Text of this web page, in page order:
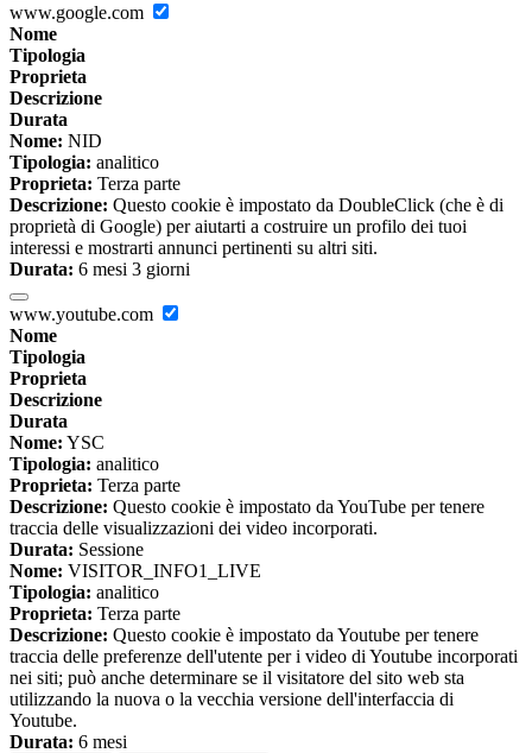
www.google.com
Nome
Tipologia
Proprieta
Descrizione
Durata
Nome: NID
Tipologia: analitico
Proprieta: Terza parte
Descrizione: Questo cookie è impostato da DoubleClick (che è di
proprietà di Google) per aiutarti a costruire un profilo dei tuoi
interessi e mostrarti annunci pertinenti su altri siti.
Durata: 6 mesi 3 giorni
www.youtube.com
Nome
Tipologia
Proprieta
Descrizione
Durata
Nome: YSC
Tipologia: analitico
Proprieta: Terza parte
Descrizione: Questo cookie è impostato da YouTube per tenere
traccia delle visualizzazioni dei video incorporati.
Durata: Sessione
Nome: VISITOR_INFO1_LIVE
Tipologia: analitico
Proprieta: Terza parte
Descrizione: Questo cookie è impostato da Youtube per tenere
traccia delle preferenze dell'utente per i video di Youtube incorporati
nei siti; può anche determinare se il visitatore del sito web sta
utilizzando la nuova o la vecchia versione dell'interfaccia di
Youtube.
Durata: 6 mesi